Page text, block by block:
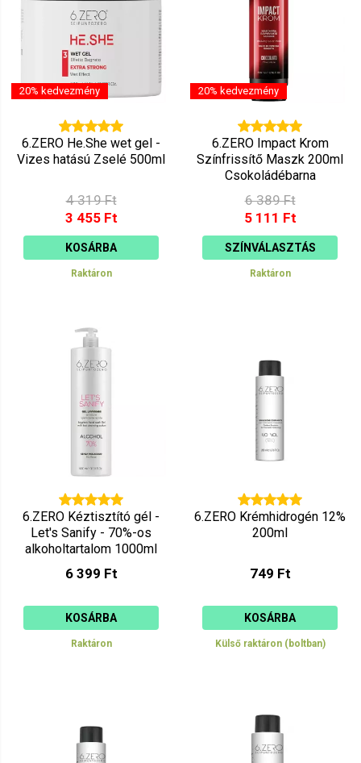
20% kedvezmény
6.ZERO He.She wet gel -
Vizes hatású Zselé 500ml
4 319 Ft
3 455 Ft
KOSÁRBA
Raktáron
20% kedvezmény
6.ZERO Impact Krom
Színfrissítő Maszk 200ml
Csokoládébarna
6 389 Ft
5 111 Ft
SZÍNVÁLASZTÁS
Raktáron
6.ZERO Kéztisztító gél -
Let's Sanify - 70%-os
alkoholtartalom 1000ml
6 399 Ft
KOSÁRBA
Raktáron
6.ZERO Krémhidrogén 12%
200ml
749 Ft
KOSÁRBA
Külső raktáron (boltban)